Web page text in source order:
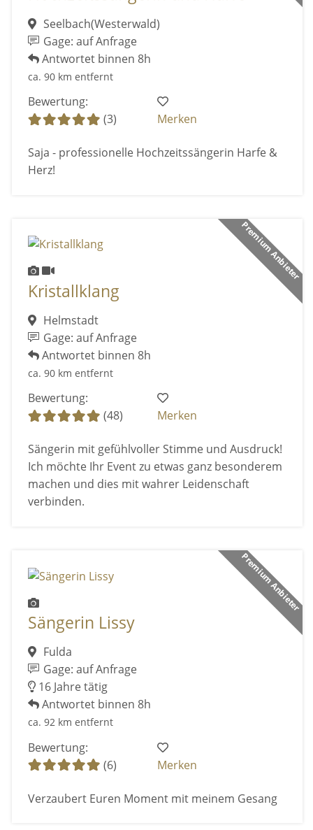
Seelbach(Westerwald)
Gage: auf Anfrage
Antwortet binnen 8h
ca. 90 km entfernt
Bewertung:
(3)
Merken
Saja - professionelle Hochzeitssängerin Harfe &
Herz!
Premium Anbieter
Kristallklang
Helmstadt
Gage: auf Anfrage
Antwortet binnen 8h
ca. 90 km entfernt
Bewertung:
(48)
Merken
Sängerin mit gefühlvoller Stimme und Ausdruck!
Ich möchte Ihr Event zu etwas ganz besonderem
machen und dies mit wahrer Leidenschaft
verbinden.
Premium Anbieter
Sängerin Lissy
Fulda
Gage: auf Anfrage
16 Jahre tätig
Antwortet binnen 8h
ca. 92 km entfernt
Bewertung:
(6)
Merken
Verzaubert Euren Moment mit meinem Gesang